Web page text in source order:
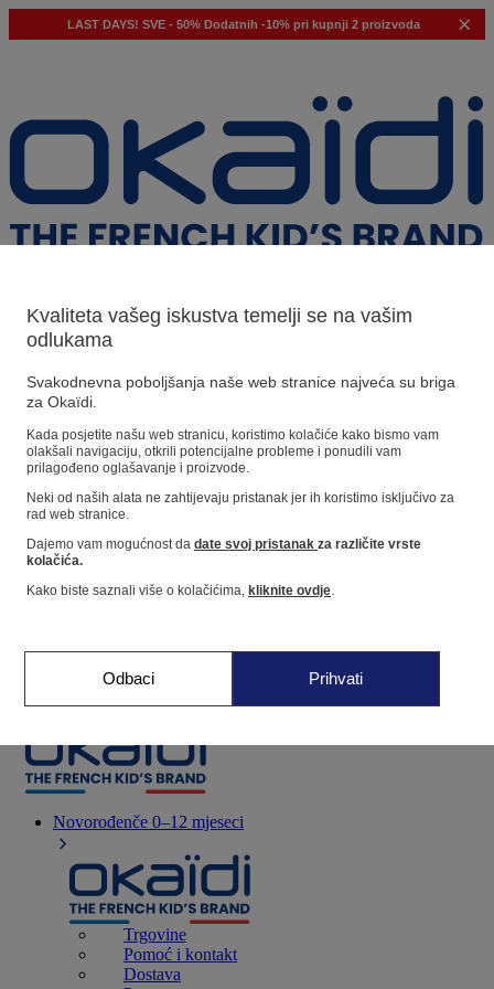
LAST DAYS! SVE - 50% Dodatnih -10% pri kupnji 2 proizvoda
Naši prijedlozi
Predloženi proizvodi
Pogledajte sve proizvode
Dućan
Novorođenče 0–12 mjeseci
Trgovine
Pomoć i kontakt
Dostava
Kvaliteta vašeg iskustva temelji se na vašim
odlukama
Svakodnevna poboljšanja naše web stranice najveća su briga
za Okaïdi.
Kada posjetite našu web stranicu, koristimo kolačiće kako bismo vam
olakšali navigaciju, otkrili potencijalne probleme i ponudili vam
prilagođeno oglašavanje i proizvode.
Neki od naših alata ne zahtijevaju pristanak jer ih koristimo isključivo za
rad web stranice.
Dajemo vam mogućnost da date svoj pristanak za različite vrste
kolačića.
Kako biste saznali više o kolačićima, kliknite ovdje.
Odbaci Prihvati